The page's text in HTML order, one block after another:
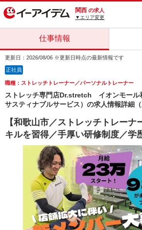
関西 の求人
▼エリア変更
仕事情報
更新日：2026/08/06 ※更新日時点の最新情報です
正社員
職種：ストレッチトレーナー／パーソナルトレーナー
ストレッチ専門店Dr.stretch イオンモー
サスティナブルサービス）の求人情報詳細
【和歌山市／ストレッチトレーナ
キルを習得／手厚い研修制度／学